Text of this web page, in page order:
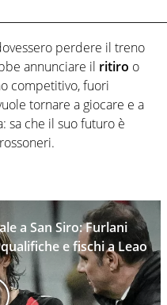
perdere il treno
annunciare il ritiro o
competitivo, fuori
tornare a giocare e a
sa che il suo futuro è
a San Siro: Furlani
e fischi a Leao